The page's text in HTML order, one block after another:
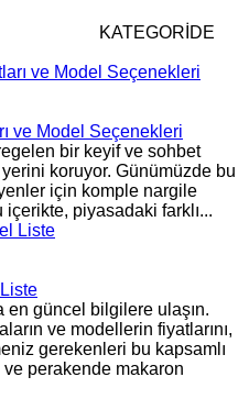
KATEGORİDE
ve Model Seçenekleri
bir keyif ve sohbet
koruyor. Günümüzde bu
için komple nargile
içerikte, piyasadaki farklı...
en güncel bilgilere ulaşın.
ve modellerin fiyatlarını,
gerekenleri bu kapsamlı
perakende makaron